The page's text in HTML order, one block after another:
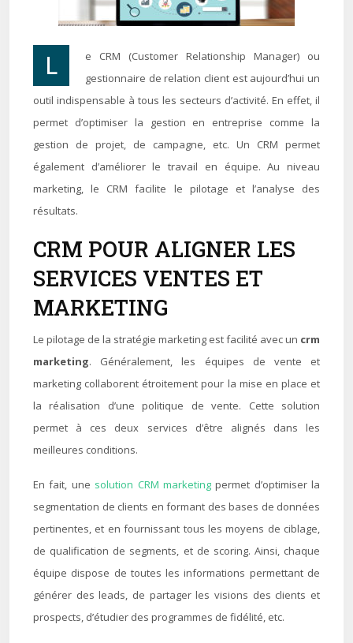
Le CRM (Customer Relationship Manager) ou
gestionnaire de relation client est aujourd’hui un
outil indispensable à tous les secteurs d’activité. En effet, il
permet d’optimiser la gestion en entreprise comme la
gestion de projet, de campagne, etc. Un CRM permet
également d’améliorer le travail en équipe. Au niveau
marketing, le CRM facilite le pilotage et l’analyse des
résultats.
CRM POUR ALIGNER LES
SERVICES VENTES ET
MARKETING
Le pilotage de la stratégie marketing est facilité avec un crm
marketing. Généralement, les équipes de vente et
marketing collaborent étroitement pour la mise en place et
la réalisation d’une politique de vente. Cette solution
permet à ces deux services d’être alignés dans les
meilleures conditions.
En fait, une solution CRM marketingpermet d’optimiser la
segmentation de clients en formant des bases de données
pertinentes, et en fournissant tous les moyens de ciblage,
de qualification de segments, et de scoring. Ainsi, chaque
équipe dispose de toutes les informations permettant de
générer des leads, de partager les visions des clients et
prospects, d’étudier des programmes de fidélité, etc.